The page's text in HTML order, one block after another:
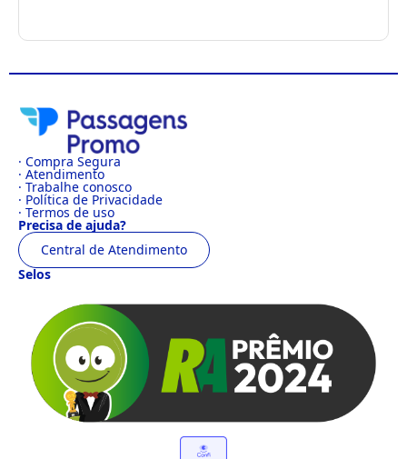
· Compra Segura
· Atendimento
· Trabalhe conosco
· Política de Privacidade
· Termos de uso
Precisa de ajuda?
Central de Atendimento
Selos